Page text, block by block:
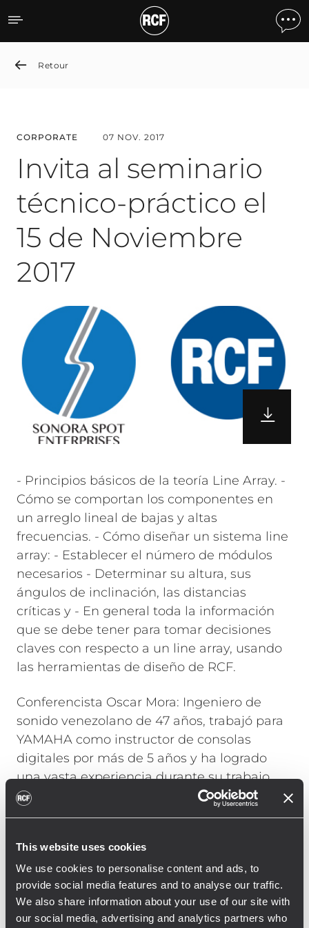
This website uses cookies
We use cookies to personalise content and ads, to
provide social media features and to analyse our traffic.
We also share information about your use of our site with
our social media, advertising and analytics partners who
Invita al seminario
Retour
CORPORATE 07 NOV. 2017
Invita al seminario
técnico-práctico el
15 de Noviembre
2017
- Principios básicos de la teoría Line Array. -
Cómo se comportan los componentes en
un arreglo lineal de bajas y altas
frecuencias. - Cómo diseñar un sistema line
array: - Establecer el número de módulos
necesarios - Determinar su altura, sus
ángulos de inclinación, las distancias
críticas y - En general toda la información
que se debe tener para tomar decisiones
claves con respecto a un line array, usando
las herramientas de diseño de RCF.
Conferencista Oscar Mora: Ingeniero de
sonido venezolano de 47 años, trabajó para
YAMAHA como instructor de consolas
digitales por más de 5 años y ha logrado
una vasta experiencia durante su trabajo
como Ingeniero de sonido, actividad que ha
desarrollado durante más de 25 años. Ha
Quintero, Karina, Caramelos de Cianuro,
Amigo Invisibles, entre otros y ha tenido a
su cargo la preparación, calibración y ajuste
de los sistemas de sonido para artistas